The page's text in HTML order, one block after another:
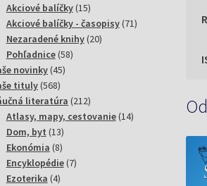
produktov
Akciové balíčky 1515
produktov
Akciové balíčky - časopisy 7171
Nezaradené knihy 2020
Pohľadnice 5858
novinky 4545
tituly 568568
produktov
literatúra 212212
produktov
Atlasy, mapy, cestovanie 1414
Dom, byt 1313
produktov
Ekonómia 88
produktov
Encyklopédie 77
Ezoterika 44